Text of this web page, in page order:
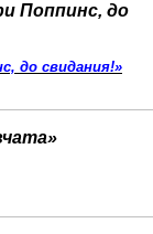
Поппинс, до
до свидания!»